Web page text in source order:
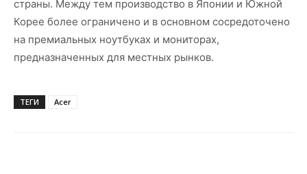
страны. Между тем производство в Японии и Южной
Корее более ограничено и в основном сосредоточено
на премиальных ноутбуках и мониторах,
предназначенных для местных рынков.
ТЕГИ Acer